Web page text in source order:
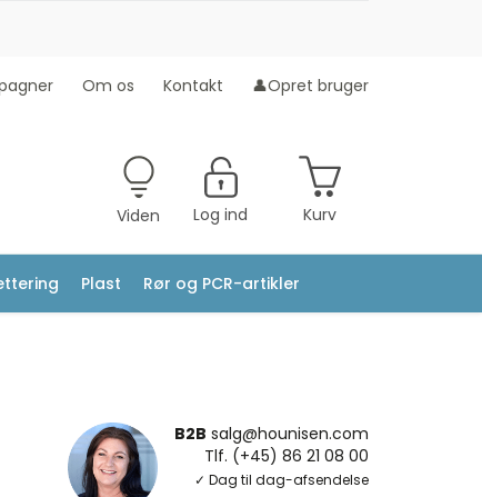
Om os Kontakt 👤Opret bruger
Viden Log ind Kurv
Plast Rør og PCR-artikler
B2B salg@hounisen.com
Tlf. (+45) 86 21 08 00
✓ Dag til dag-afsendelse